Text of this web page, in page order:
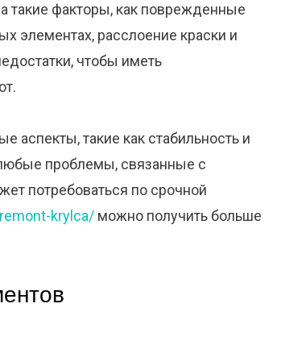
такие факторы, как поврежденные
элементах, расслоение краски и
чтобы иметь
аспекты, такие как стабильность и
проблемы, связанные с
потребоваться по срочной
krylca/ можно получить больше